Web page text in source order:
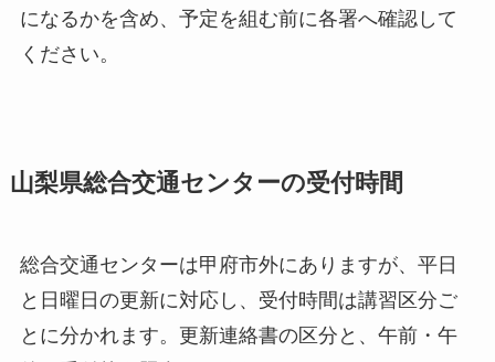
になるかを含め、予定を組む前に各署へ確認して
ください。
山梨県総合交通センターの受付時間
総合交通センターは甲府市外にありますが、平日
と日曜日の更新に対応し、受付時間は講習区分ご
とに分かれます。更新連絡書の区分と、午前・午